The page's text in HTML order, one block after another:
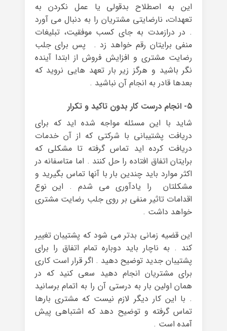
این به اصطلاح بدقولی یا عمل نکردن به
تعهدات، نارضایتی مشتریان را به دنبال می آورد
. در درازمدت به جای کسب موفقیت، تبلیغات
منفی برایتان رقم خواهد زد . پس برای جلب
رضایت مشتری و افزایش فروش از ابتدا آینده
نگر باشید و هرگز زیر بار تعهد هایی نروید که
بعدها قادر به انجام آن نباشید .
۵- انجام درست کار بدون تاکید و تکرار
شاید با این مسئله مواجه شده اید که برای
دریافت پشتیبانی با شرکتی که از آن خدمات
دریافت کرده اید تماس گرفته تا مشکلی که
برایتان اتفاق افتاده را حل کنند . اما متاسفانه در
اکثر موارد باید چندین بار با آنها تماس بگیرید و
مشکلتان را یادآوری می شدم . این نوع
اقدامات تاثیر منفی بر روی جلب رضایت مشتری
خواهد داشت .
این قضیه زمانی بدتر می شود که پشتیبان تغییر
کند . به ناچار باید دوباره تمام اتفاق را برای
پشتیبان جدید توضیح دهید . اگر قرار است کاری
برای مشتریان انجام دهید سعی کنید که در
همان اولین بار به ‌درستی آن را به اتمام برسانید
. با این کار دیگر لازم نیست که مشتری بارها
تماس گرفته و توضیح دهد که اشتباهی پیش‌
آمده است .